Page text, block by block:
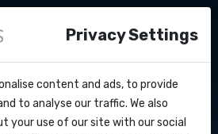
API
Privacy Settings
content and ads, to provide
to analyse our traffic. We also
your use of our site with our social